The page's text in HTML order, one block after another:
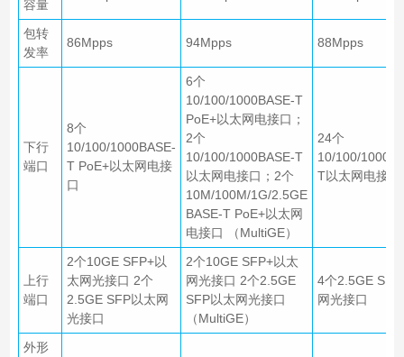
容量
包转
发率
86Mpps 94Mpps 88Mpps
下行
端口
8个
10/100/1000BASE-
T PoE+以太网电接
口
6个
10/100/1000BASE-T
PoE+以太网电接口；
2个
10/100/1000BASE-T
以太网电接口；2个
10M/100M/1G/2.5GE
BASE-T PoE+以太网
电接口 （MultiGE）
24个
10/100/
T以太网电接 口
上行
端口
2个10GE SFP+以
太网光接口 2个
2.5GE SFP以太网
光接口
2个10GE SFP+以太
网光接口 2个2.5GE
SFP以太网光接口
（MultiGE）
4个2.5GE SFP
网光接口
外形